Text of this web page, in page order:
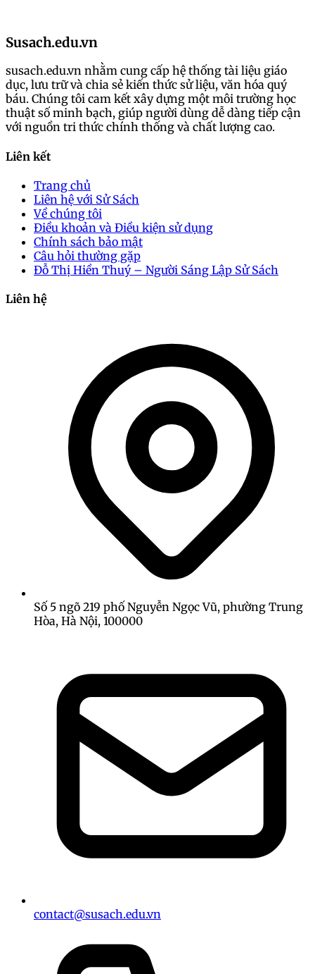
Susach.edu.vn
susach.edu.vn nhằm cung cấp hệ thống tài liệu giáo
dục, lưu trữ và chia sẻ kiến thức sử liệu, văn hóa quý
báu. Chúng tôi cam kết xây dựng một môi trường học
thuật số minh bạch, giúp người dùng dễ dàng tiếp cận
với nguồn tri thức chính thống và chất lượng cao.
Liên kết
Trang chủ
Liên hệ với Sử Sách
Về chúng tôi
Điều khoản và Điều kiện sử dụng
Chính sách bảo mật
Câu hỏi thường gặp
Đỗ Thị Hiền Thuý – Người Sáng Lập Sử Sách
Liên hệ
Số 5 ngõ 219 phố Nguyễn Ngọc Vũ, phường Trung
Hòa, Hà Nội, 100000
contact@susach.edu.vn